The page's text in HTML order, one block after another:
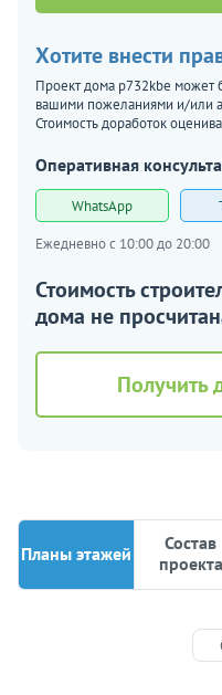
Хотите внести
Проект дома p732kbe может
вашими пожеланиями и/или
Стоимость доработок
Оперативная
WhatsApp
Ежедневно с 10:00 до 20:00
Стоимость
дома не
Получить
Планы этажей
Состав
проекта